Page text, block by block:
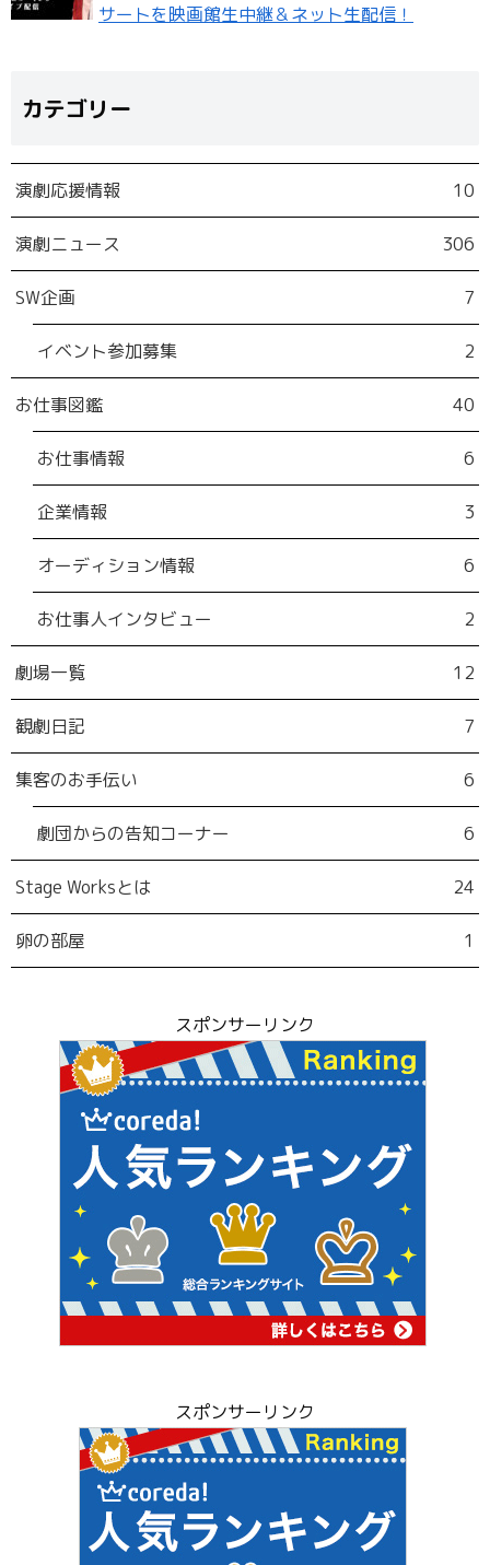
サートを映画館生中継＆ネット生配信！
カテゴリー
演劇応援情報 10
演劇ニュース 306
SW企画 7
イベント参加募集 2
お仕事図鑑 40
お仕事情報 6
企業情報 3
オーディション情報 6
お仕事人インタビュー 2
劇場一覧 12
観劇日記 7
集客のお手伝い 6
劇団からの告知コーナー 6
Stage Worksとは 24
卵の部屋 1
スポンサーリンク
スポンサーリンク